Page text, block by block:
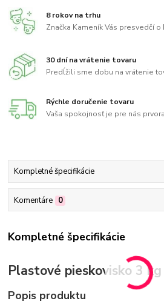
8 rokov na trhu
Značka Kameník Vás presvedčí o
30 dní na vrátenie tovaru
Predĺžili sme dobu na vrátenie
Rýchle doručenie tovaru
Vaša spokojnosť je pre nás
Kompletné špecifikácie
Komentáre 0
Kompletné špecifikácie
Plastové pieskovisko 3
Popis produktu